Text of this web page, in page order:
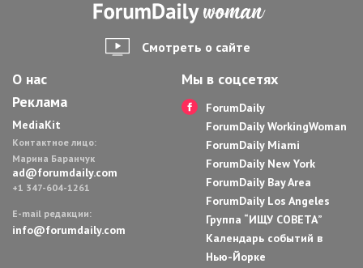
ИММИГРАЦИЯ В США
АВТОРСКИЕ КОЛОНКИ
ЗДОРОВЬЕ И КРАСОТА
ДОМ И ЕДА
Смотреть о сайте
О нас
Реклама
MediaKit
Контактное лицо:
Марина Баранчук
ad@forumdaily.com
+1 347-604-1261
E-mail редакции:
info@forumdaily.com
Мы в соцсетях
ForumDaily
ForumDaily WorkingWoman
ForumDaily Miami
ForumDaily New York
ForumDaily Bay Area
ForumDaily Los Angeles
Группа “ИЩУ СОВЕТА”
Календарь событий в
Нью-Йорке